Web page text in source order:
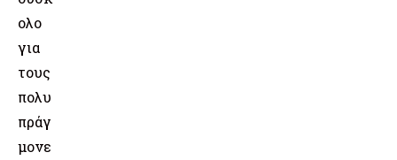
ολο
για
τους
πολυ
πράγ
μονε